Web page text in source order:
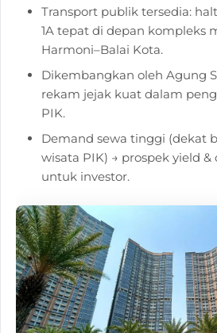
Transport publik tersedia:
1A tepat di depan kompleks
Harmoni–Balai Kota.
Dikembangkan oleh Agung
rekam jejak kuat dalam
PIK.
Demand sewa tinggi (dekat
wisata PIK) → prospek yield
untuk investor.